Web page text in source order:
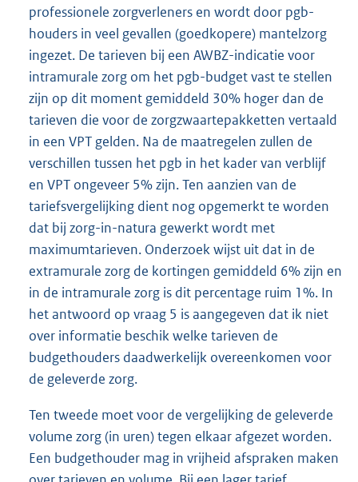
professionele zorgverleners en wordt door pgb-
houders in veel gevallen (goedkopere) mantelzorg
ingezet. De tarieven bij een AWBZ-indicatie voor
intramurale zorg om het pgb-budget vast te stellen
zijn op dit moment gemiddeld 30% hoger dan de
tarieven die voor de zorgzwaartepakketten vertaald
in een VPT gelden. Na de maatregelen zullen de
verschillen tussen het pgb in het kader van verblijf
en VPT ongeveer 5% zijn. Ten aanzien van de
tariefsvergelijking dient nog opgemerkt te worden
dat bij zorg-in-natura gewerkt wordt met
maximumtarieven. Onderzoek wijst uit dat in de
extramurale zorg de kortingen gemiddeld 6% zijn en
in de intramurale zorg is dit percentage ruim 1%. In
het antwoord op vraag 5 is aangegeven dat ik niet
over informatie beschik welke tarieven de
budgethouders daadwerkelijk overeenkomen voor
de geleverde zorg.
Ten tweede moet voor de vergelijking de geleverde
volume zorg (in uren) tegen elkaar afgezet worden.
Een budgethouder mag in vrijheid afspraken maken